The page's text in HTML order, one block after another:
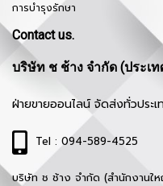
การบำรุงรักษา
Contact us.
บริษัท ช ช้าง จำกัด (ประเท
ฝ่ายขายออนไลน์ จัดส่งทั่วประเ
Tel : 094-589-4525
บริษัท ช ช้าง จำกัด (สำนักงานใ